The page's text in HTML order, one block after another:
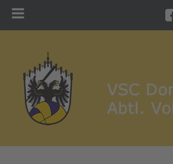
Training
Turniere